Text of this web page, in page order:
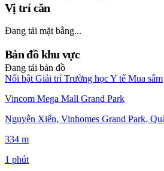
Vị trí căn
Đang tải mặt bằng...
Bản đồ khu vực
Đang tải bản đồ
Nổi bật Giải trí Trường họcY tế Mua sắm
Vincom Mega Mall Grand Park
Nguyễn Xiển, Vinhomes Grand Park,
334 m
1 phút